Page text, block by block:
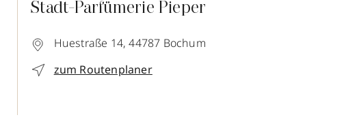
Stadt-Parfümerie Pieper
Huestraße 14, 44787 Bochum
zum Routenplaner